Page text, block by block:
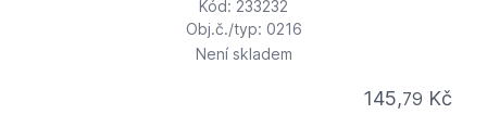
Kód: 233232
Obj.č./typ: 0216
Není skladem
145,79 Kč